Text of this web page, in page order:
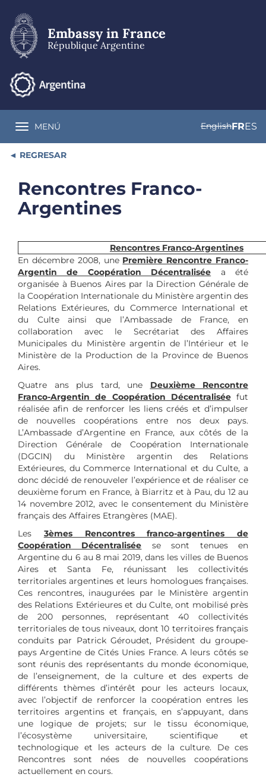
main
content
Embassy in France
République Argentine
Toggle navigation
MENÚ EnglishFRES
REGRESAR
Rencontres Franco-
Argentines
Rencontres Franco-Argentines
En décembre 2008, une Première Rencontre Franco-
Argentin de Coopération Décentralisée
a été
organisée à Buenos Aires par la Direction Générale de
la Coopération Internationale du Ministère argentin des
Relations Extérieures, du Commerce International et
du Culte ainsi que l’Ambassade de France, en
collaboration avec le Secrétariat des Affaires
Municipales du Ministère argentin de l’Intérieur et le
Ministère de la Production de la Province de Buenos
Aires.
Quatre ans plus tard, une Deuxième Rencontre
Franco-Argentin de Coopération Décentraliséefut
réalisée afin de renforcer les liens créés et d’impulser
de nouvelles coopérations entre nos deux pays.
L’Ambassade d’Argentine en France, aux côtés de la
Direction Générale de Coopération Internationale
(DGCIN) du Ministère argentin des Relations
Extérieures, du Commerce International et du Culte, a
donc décidé de renouveler l’expérience et de réaliser ce
deuxième forum en France, à Biarritz et à Pau, du 12 au
14 novembre 2012, avec le consentement du Ministère
français des Affaires Etrangères (MAE).
Les 3èmes Rencontres franco-argentines de
Coopération Décentralisée se sont tenues en
Argentine du 6 au 8 mai 2019, dans les villes de Buenos
Aires et Santa Fe, réunissant les collectivités
territoriales argentines et leurs homologues françaises.
Ces rencontres, inaugurées par le Ministère argentin
des Relations Extérieures et du Culte, ont mobilisé près
de 200 personnes, représentant 40 collectivités
territoriales de tous niveaux, dont 10 territoires français
conduits par Patrick Géroudet, Président du groupe-
pays Argentine de Cités Unies France. A leurs côtés se
sont réunis des représentants du monde économique,
de l’enseignement, de la culture et des experts de
différents thèmes d’intérêt pour les acteurs locaux,
avec l’objectif de renforcer la coopération entres les
territoires argentins et français, en s’appuyant, dans
une logique de projets; sur le tissu économique,
l’écosystème universitaire, scientifique et
technologique et les acteurs de la culture. De ces
Rencontres sont nées de nouvelles coopérations
actuellement en cours.